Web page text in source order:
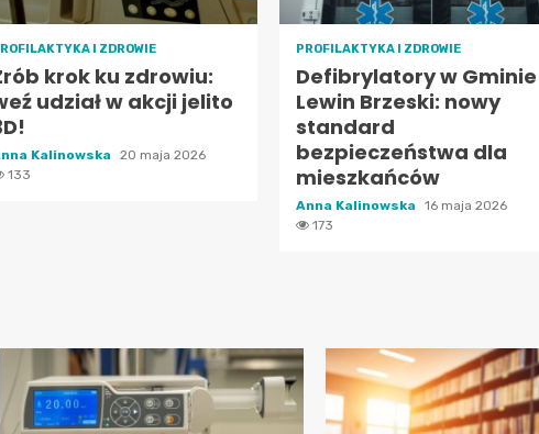
I ZDROWIE
krok ku zdrowiu:
udział w akcji jelito
Kalinowska
20 maja 2026
133
PROFILAKTYKA I ZDROWIE
Defibrylatory w Gminie
Lewin Brzeski: nowy
standard
bezpieczeństwa dla
mieszkańców
Anna Kalinowska
16 maja 2026
173